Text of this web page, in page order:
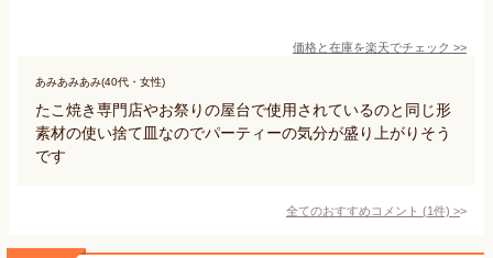
価格と在庫を楽天でチェック >>
あみあみあみ(40代・女性)
たこ焼き専門店やお祭りの屋台で使用されているのと同じ形
素材の使い捨て皿なのでパーティーの気分が盛り上がりそう
です
全てのおすすめコメント (1件) >